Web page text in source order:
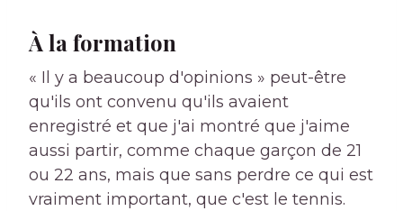
À la formation
« Il y a beaucoup d'opinions » peut-être
qu'ils ont convenu qu'ils avaient
enregistré et que j'ai montré que j'aime
aussi partir, comme chaque garçon de 21
ou 22 ans, mais que sans perdre ce qui est
vraiment important, que c'est le tennis.